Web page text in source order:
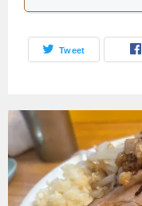
Tweet